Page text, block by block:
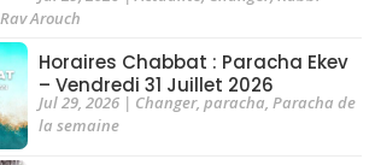
Rav Arouch
Horaires Chabbat : Paracha Ekev
– Vendredi 31 Juillet 2026
Jul 29, 2026| Changer, paracha, Paracha de
la semaine